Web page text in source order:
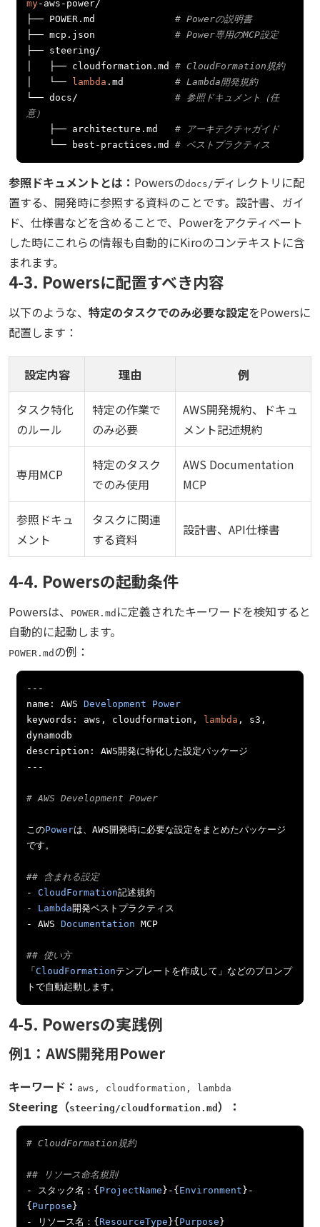
my- aws - power/
├── POWER. md # Powerの説明書
├── mcp . json # Power専用のMCP設定
├── steering/
├── cloudformation . md # CloudFormation規約
└── lambda . md # Lambda開発規約
└── docs/
# 参照ドキュメント（任
意）
├── architecture . md # アーキテクチャガイド
└── best - practices . md # ベストプラクティス
参照ドキュメントとは： Powersのdocs/ディレクトリに配
置する、開発時に参照する資料のことです。設計書、ガイ
ド、仕様書などを含めることで、Powerをアクティベート
した時にこれらの情報も自動的にKiroのコンテキストに含
まれます。
4-3. Powersに配置すべき内容
以下のような、 特定のタスクでのみ必要な設定をPowersに
配置します：
設定内容 理由 例
タスク特化
のルール
特定の作業で
のみ必要
AWS開発規約、ドキュ
メント記述規約
専用MCP
特定のタスク
でのみ使用
AWS Documentation
MCP
参照ドキュ
メント
タスクに関連
する資料
設計書、API仕様書
4-4. Powersの起動条件
Powersは、 POWER.md に定義されたキーワードを検知すると
自動的に起動します。
POWER.md の例：
---
name : AWS Development
Power
keywords : aws , cloudformation , lambda , s3 ,
dynamodb
description : AWS開発に特化した設定パッケージ
---
# AWS Development Power
このPowerは、 AWS開発時に必要な設定をまとめたパッケージ
です。
## 含まれる設定
-
CloudFormation記述規約
-
Lambda開発ベストプラクティス
-
AWS Documentation MCP
## 使い方
「 CloudFormationテンプレートを作成して」などのプロンプ
トで自動起動します。
4-5. Powersの実践例
例1：AWS開発用Power
キーワード： aws, cloudformation, lambda
Steering（steering/cloudformation.md ）：
# CloudFormation規約
## リソース命名規則
-
スタック名：{ ProjectName }-{ Environment }-
{ Purpose }
-
リソース名：{ ResourceType }{ Purpose }